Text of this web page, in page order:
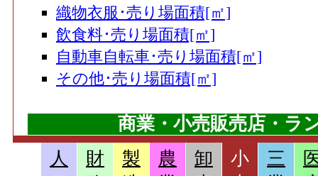
織物衣服･売り場面積[㎡]
飲食料･売り場面積[㎡]
自動車自転車･売り場面積[㎡]
その他･売り場面積[㎡]
商業・小売販売店・ラ
販売店(2016)=大型小売店数
人
財
製
農
卸
小
三